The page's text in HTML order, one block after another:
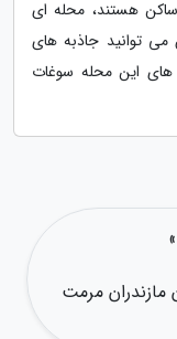
هستند، محله ای
می توانید جاذبه های
های این محله سوغات
»
مازندران مرمت